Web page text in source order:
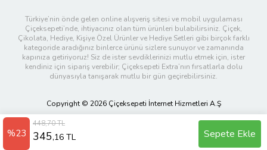
%23
448,70 TL
345,16 TL Sepete Ekle
Türkiye’nin önde gelen online alışveriş sitesi ve mobil uygulaması
Çiçeksepeti’nde, ihtiyacınız olan tüm ürünleri bulabilirsiniz. Çiçek,
Çikolata, Hediye, Kişiye Özel Ürünler ve Hediye Setleri gibi birçok farklı
kategoride aradığınız binlerce ürünü sizlere sunuyor ve zamanında
kapınıza getiriyoruz! Siz de ister sevdiklerinizi mutlu etmek için, ister
kendiniz için sipariş verebilir; Çiçeksepeti Extra’nın fırsatlarla dolu
dünyasıyla tanışarak mutlu bir gün geçirebilirsiniz.
Copyright © 2026 Çiçeksepeti İnternet Hizmetleri A.Ş